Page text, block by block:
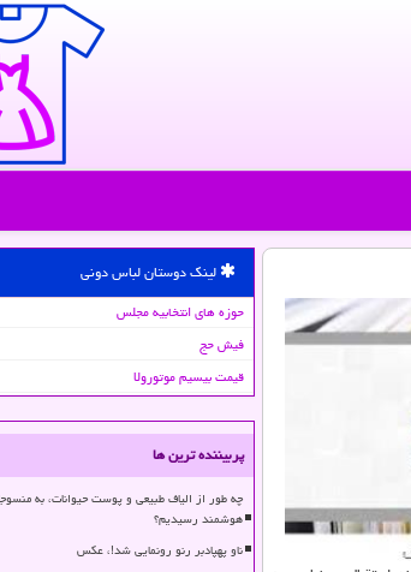
لینک دوستان لباس دونی
حوزه های انتخابیه مجلس
فیش حج
قیمت بیسیم موتورولا
پربیننده ترین ها
چه طور از الیاف طبیعی و پوست حیوانات، به
هوشمند رسیدیم؟
ناو پهپادبر رنو رونمایی شد!، عکس